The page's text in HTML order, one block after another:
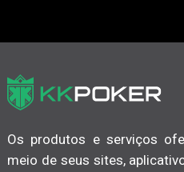
Os produtos e serviços
meio de seus sites,